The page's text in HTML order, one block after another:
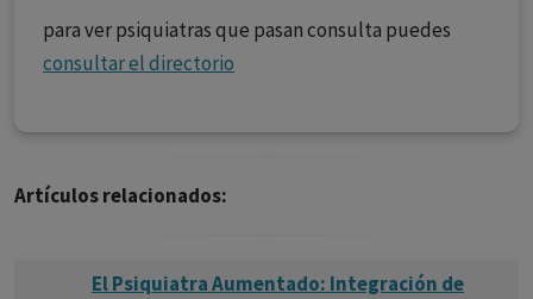
para ver psiquiatras que pasan consulta puedes
consultar el directorio
Artículos relacionados:
El Psiquiatra Aumentado: Integración de